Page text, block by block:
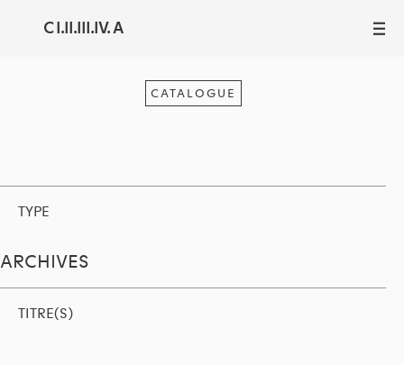
C I.II.III.IV. A III
CATALOGUE
TYPE
ARCHIVES
TITRE(S)